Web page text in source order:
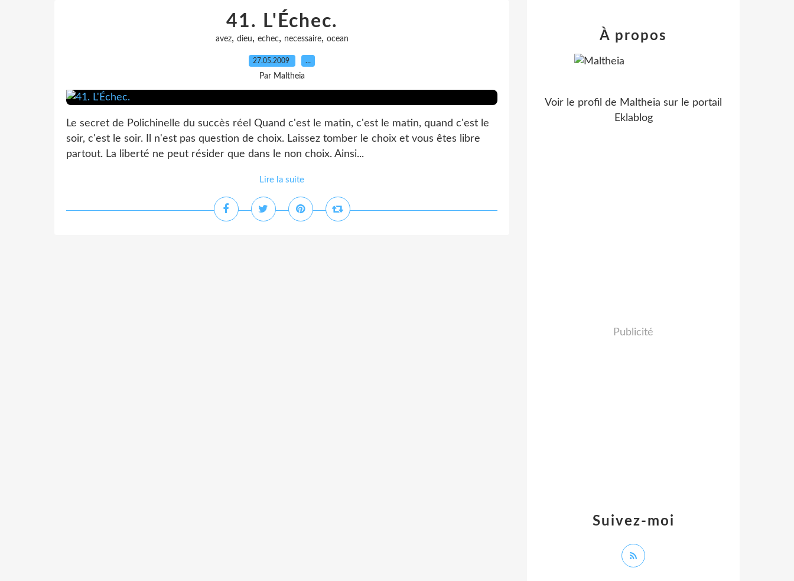
41. L'Échec.
avez, dieu, echec, necessaire, ocean
27.05.2009 …
Par Maltheia
Le secret de Polichinelle du succès réel Quand c'est le matin, c'est le matin, quand c'est le
soir, c'est le soir. Il n'est pas question de choix. Laissez tomber le choix et vous êtes libre
partout. La liberté ne peut résider que dans le non choix. Ainsi...
Lire la suite
Suivez-moi
À propos
Voir le profil de Maltheia sur le portail
Eklablog
Publicité